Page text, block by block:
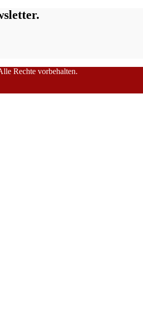
Rechte vorbehalten.